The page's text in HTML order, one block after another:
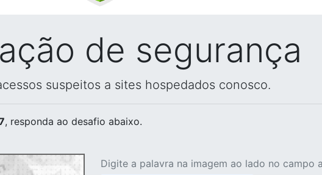
de segurança
suspeitos a sites hospedados conosco.
, responda ao desafio abaixo.
Digite a palavra na imagem ao lado no campo